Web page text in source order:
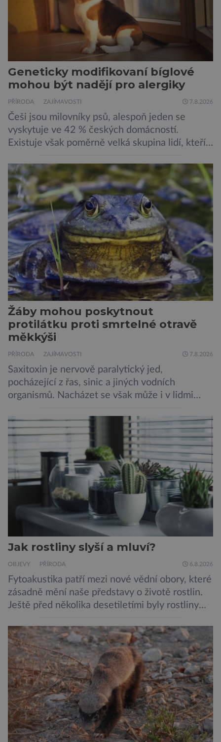
Geneticky modifikovaní bíglové
mohou být nadějí pro alergiky
PŘÍRODA ZAJÍMAVOSTI 7.8.2026
Češi jsou milovníky psů, alespoň jeden se
vyskytuje ve 42 % českých domácností.
Existuje však poměrně velká skupina lidí, kteří
jsou alergičtí. Jejich imunitní systém
přecitlivěle reaguje na proteiny obsažené v
psích slinách, potu, moči a šupinkách kůže,
zachycených v srsti. Vědci nyní geneticky
upravili psy, aby […]
Žáby mohou poskytnout
protilátku proti smrtelné otravě
měkkýši
PŘÍRODA ZAJÍMAVOSTI 7.8.2026
Saxitoxin je nervově paralytický jed,
pocházející z řas, sinic a jiných vodních
organismů. Nacházet se však může i v lidmi
slávky. K příznakům otravy patří paralýza
dýchacích cest, dojít však může až k udušení.
Dosud proti tomuto jedu neexistovala
protilátka, nyní ji zřejmě vědci objevili, ovšem
její zdroj je […]
Jak rostliny slyší a mluví?
OBJEVY PŘÍRODA 6.8.2026
Fytoakustika patří mezi nové vědní obory, které
zásadně mění naše představy o životě rostlin.
Ještě před několika desetiletími byly rostliny
pouze reagují na změny prostředí. Moderní
výzkum však ukazuje, že skutečnost je mnohem
zajímavější. Rostliny totiž dokážou své okolí
vnímat prostřednictvím mechanických podnětů
a samy také vydávají zvuky […]